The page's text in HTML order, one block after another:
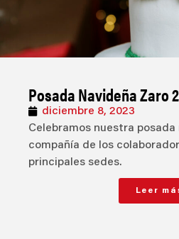
Posada Navideña Zaro
diciembre 8, 2023
Celebramos nuestra posada
compañía de los
principales sedes.
Leer